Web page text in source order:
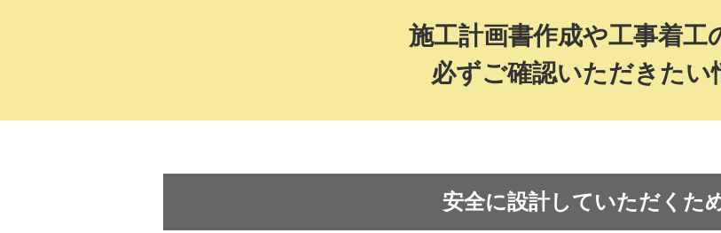
施工計画書作成や工事着工
必ずご確認いただきたい
安全に設計していただくた